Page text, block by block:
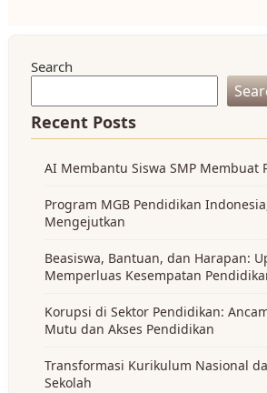
Search
Recent Posts
AI Membantu Siswa SMP Membuat
Program MGB Pendidikan
Mengejutkan
Beasiswa, Bantuan, dan Harapan:
Memperluas Kesempatan
Korupsi di Sektor Pendidikan:
Mutu dan Akses Pendidikan
Transformasi Kurikulum Nasional
Sekolah